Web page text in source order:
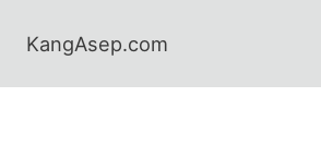
KangAsep.com